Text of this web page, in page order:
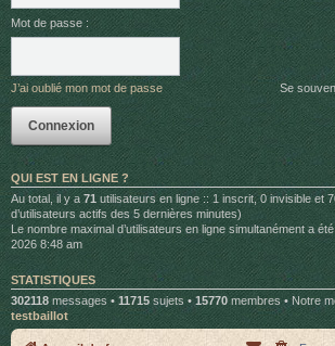
Mot de passe :
J’ai oublié mon mot de passe Se
QUI EST EN LIGNE ?
Au total, il y a 71 utilisateurs en ligne :: 1 inscrit, 0 invisible et
d’utilisateurs actifs des 5 dernières minutes)
Le nombre maximal d’utilisateurs en ligne simultanément a
2026 8:48 am
STATISTIQUES
302118 messages • 11715 sujets • 15770 membres • Notre
testbaillot